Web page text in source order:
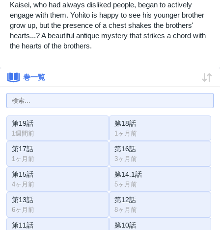
Kaisei, who had always disliked people, began to actively
engage with them. Yohito is happy to see his younger brother
grow up, but the presence of a chest shakes the brothers'
hearts...? A beautiful antique mystery that strikes a chord with
the hearts of the brothers.
巻一覧
第19話
1週間前
第18話
1ヶ月前
第17話
1ヶ月前
第16話
3ヶ月前
第15話
4ヶ月前
第14.1話
5ヶ月前
第13話
6ヶ月前
第12話
8ヶ月前
第11話 第10話